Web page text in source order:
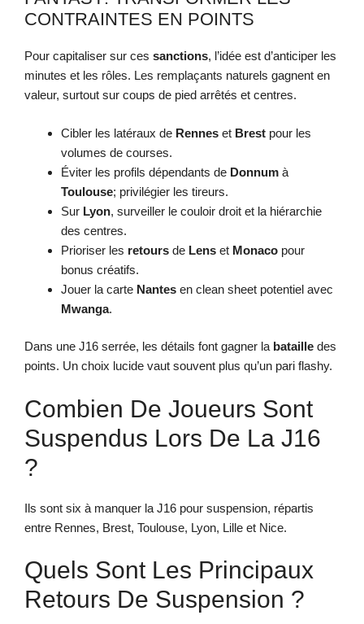
CONTRAINTES EN POINTS
Pour capitaliser sur ces sanctions, l’idée est d’anticiper les
minutes et les rôles. Les remplaçants naturels gagnent en
valeur, surtout sur coups de pied arrêtés et centres.
Cibler les latéraux de Rennes et Brest pour les
volumes de courses.
Éviter les profils dépendants de Donnum à
Toulouse; privilégier les tireurs.
Sur Lyon, surveiller le couloir droit et la hiérarchie
des centres.
Prioriser les retours de Lens et Monaco pour
bonus créatifs.
Jouer la carte Nantes en clean sheet potentiel avec
Mwanga.
Dans une J16 serrée, les détails font gagner la bataille des
points. Un choix lucide vaut souvent plus qu’un pari flashy.
Combien De Joueurs Sont
Suspendus Lors De La J16
?
Ils sont six à manquer la J16 pour suspension, répartis
entre Rennes, Brest, Toulouse, Lyon, Lille et Nice.
Quels Sont Les Principaux
Retours De Suspension ?